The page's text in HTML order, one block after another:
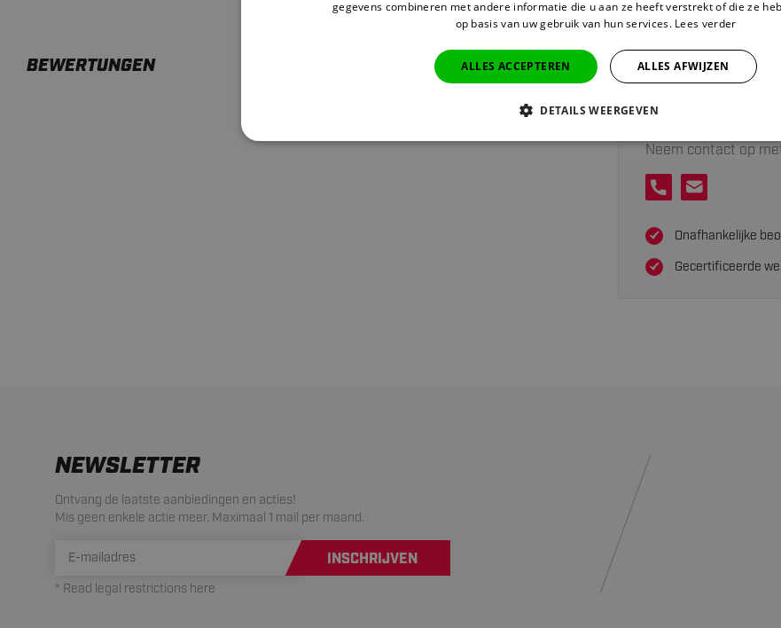
BEWERTUNGEN
Neem contact op
Onafhankelijke
Gecertificeerde
NEWSLETTER
Ontvang de laatste aanbiedingen en acties!
Mis geen enkele actie meer. Maximaal 1 mail per maand.
INSCHRIJVEN
* Read legal restrictions here
gegevens combineren met andere informatie die u aan ze heeft verstrekt of die ze
op basis van uw gebruik van hun services. Lees verder
ALLES ACCEPTEREN ALLES AFWIJZEN
DETAILS WEERGEVEN